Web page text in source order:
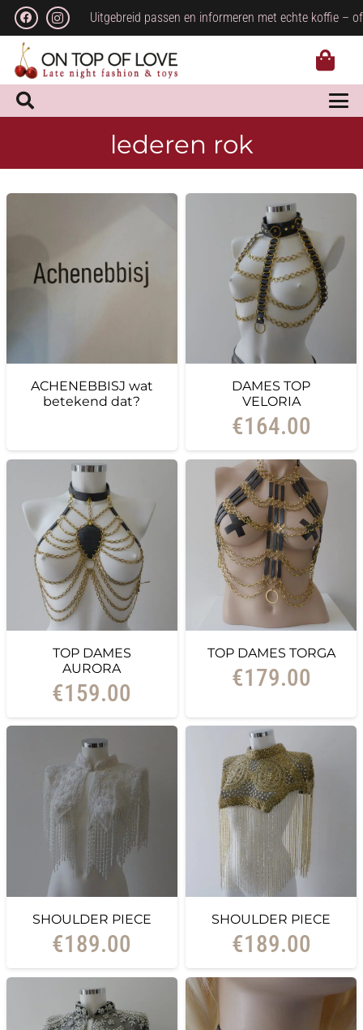
Uitgebreid passen en informeren met echte koffie –
lederen rok
ACHENEBBISJ wat
betekend dat?
DAMES TOP
VELORIA
€164.00
TOP DAMES
AURORA
€159.00
TOP DAMES TORGA
€179.00
SHOULDER PIECE
€189.00
SHOULDER PIECE
€189.00